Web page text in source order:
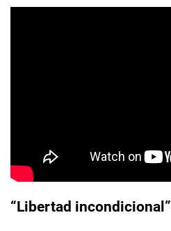
“Libertad incondicional”